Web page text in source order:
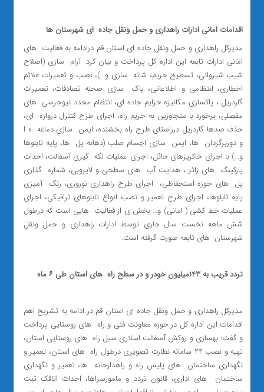
اقدامات امانی ادارات راهداری و حمل ونقل جاده ‌ ای شهرستان ‌ها
مدیرکل راهداری و حمل ونقل جاده ای استان قم درادامه به فعالیت ‌ های
امانی ادارات تابعه این اداره کل پرداخت و بیان کرد: آرام ‌ سازی (اصلاح
شیب شیروانی، تسطیح حریم، شانه ‌ سازی و…)، نصب و تعمیرات علائم
اخطاری، انتظامی و اطلاعاتی، پاک ‌ سازی صحنه تصادفات، تعمیرات
گاردریل ، پاکسازی مکانیزه حرایم جاده ای، انتظام مجدد نیوجرسی ‌ های
مفصلی، برخورد با متجاوزین به حریم راه، اجرای طرح کنترل دروازه ‌ ای،
حذف صدها گاردریل درراستای طرح راه بخشنده، ایمن ‌ سازی دماغه ‌ ه ا
و دوربرگردان ‌ ها، ایمن ‌ سازی اجسام صلب (دهانه پل ‌ ها، پایه تابلوها
و…) با اجرای خاکریزهای حائل، اجرای عملیات لکه ‌ گیری آسفالت، احداث
پارکینگ ‌ های زائر ، هدایت آب ‌ های سطحی و لایروبی، شماره ‌ گذاری
پل ‌ های حوزه استحفاظی، اجرای طرح راهداری نوروزی، رنگ ‌ آمیزی
پایه تابلوها، اجرای طرح تعمیر و نصب انواع تابلوهای ترافیکی، اجرای
عملیات خط کشی ( امانی) و… بخش ی از فعالیت ‌ هایی است که درطول
شش ماهه نخست سال جاری توسط ادارات راهداری و حمل ونقل
شهرستان ‌ های تابعه صورت گرفته است.
تردد قریب به ۱۴۳میلیون خودر و در سطح راه ‌ های استان طی ۶ ماه
مدیرکل راهداری و حمل ونقل جاده ای استان قم در ادامه به تشریح اهم
اقدامات این اداره کل در حوزه معاونت فنی و راه ‌ های روستایی پرداخت
و گفت: بهسازی و روکش آسفالت اسلاری سیل راه ‌ های روستایی استان،
تهیه و نصب ۲۴ سامانه نظارت تصویری درطول راه ‌ های استان، تعمیر و
نگهداری ساختمان ‌ های پلیس راه و راهدارخانه ‌ ها، تعمیر و نگهداری
ساختمان ‌ های اداری، قانون تردد و مامورسراها، احداث اتاقک ثبت